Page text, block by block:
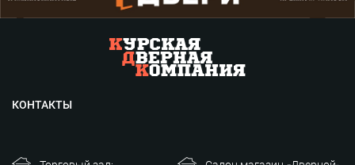
КОНТАКТЫ